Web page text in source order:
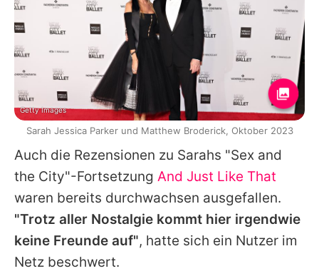
Auch die Rezensionen zu Sarahs "Sex and
the City"-Fortsetzung And Just Like That
waren bereits durchwachsen ausgefallen.
"Trotz aller Nostalgie kommt hier irgendwie
keine Freunde auf", hatte sich ein Nutzer im
Netz beschwert.
Getty Images
Sarah Jessica Parker und Matthew Broderick, Oktober 2023